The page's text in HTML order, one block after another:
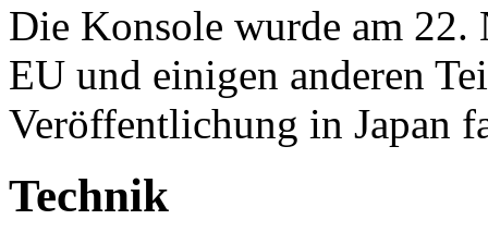
Die Konsole wurde am
EU und einigen anderen
Veröffentlichung in Japan
Technik